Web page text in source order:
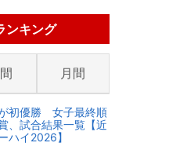
ンキング
月間
初優勝 女子最終順
、試合結果一覧【近
ハイ2026】